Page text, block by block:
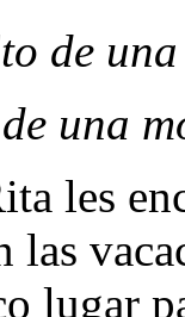
de
una
les
las
lugar